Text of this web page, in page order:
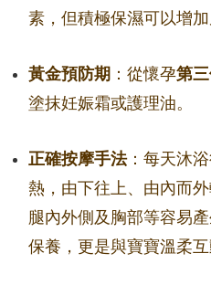
素，但積極保濕可以增
黃金預防期 ：從懷孕第三
塗抹妊娠霜或護理油。
正確按摩手法：每天沐
熱，由下往上、由內而
腿內外側及胸部等容易
保養，更是與寶寶溫柔互